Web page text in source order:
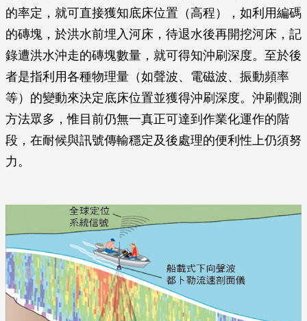
的率定，就可直接獲知底床位置（高程），如利用編碼
的磚塊，於洪水前埋入河床，待退水後再開挖河床，記
錄遭洪水沖走的磚塊數量，就可得知沖刷深度。至於後
者是指利用各種物理量（如聲波、電磁波、振動頻率
等）的變動來決定底床位置並獲得沖刷深度。沖刷觀測
方法眾多，惟目前仍無一真正可達到作業化運作的階
段，在耐候與訊號傳輸穩定及後處理的便利性上仍須努
力。